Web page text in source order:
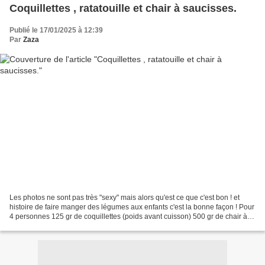
Coquillettes , ratatouille et chair à saucisses.
Publié le 17/01/2025 à 12:39
Par Zaza
Les photos ne sont pas très "sexy" mais alors qu'est ce que c'est bon ! et
histoire de faire manger des légumes aux enfants c'est la bonne façon ! Pour
4 personnes 125 gr de coquillettes (poids avant cuisson) 500 gr de chair à